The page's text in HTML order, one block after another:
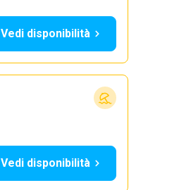
Vedi disponibilità
Vedi disponibilità